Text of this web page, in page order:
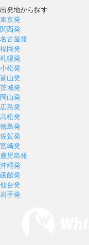
出発地から探す
東京発
関西発
名古屋発
福岡発
札幌発
小松発
富山発
茨城発
岡山発
広島発
高松発
徳島発
佐賀発
宮崎発
鹿児島発
沖縄発
函館発
仙台発
岩手発